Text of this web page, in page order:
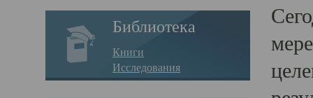
Библиотека
Книги
Исследования